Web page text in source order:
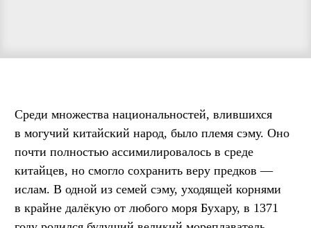
Среди множества национальностей, влившихся
в могучий китайский народ, было племя сэму. Оно
почти полностью ассимилировалось в среде
китайцев, но смогло сохранить веру предков —
ислам. В одной из семей сэму, уходящей корнями
в крайне далёкую от любого моря Бухару, в 1371